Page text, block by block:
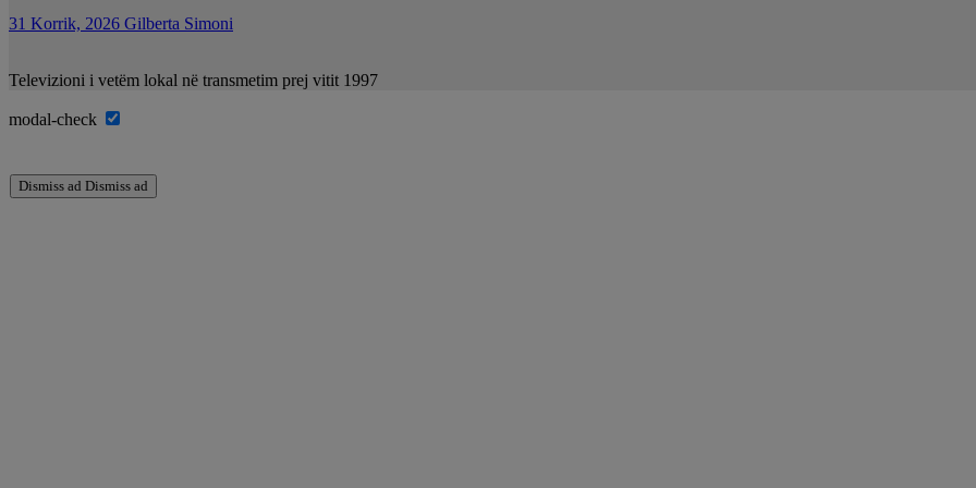
31 Korrik, 2026 Gilberta Simoni
Televizioni i vetëm lokal në transmetim prej vitit 1997
modal-check
Dismiss ad Dismiss ad